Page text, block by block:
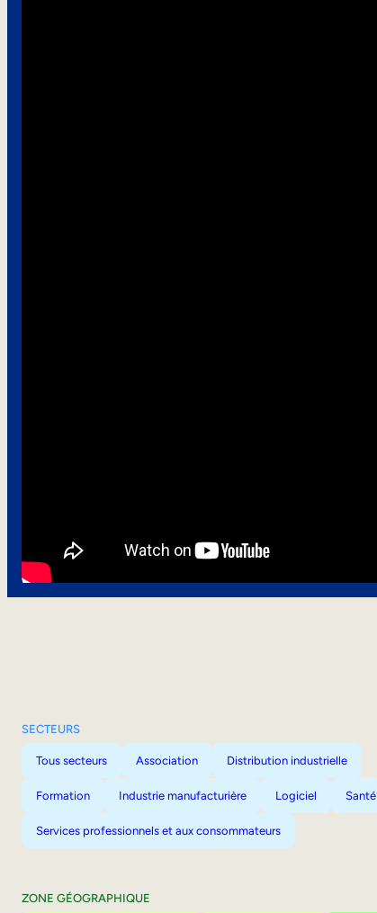
SECTEURS
Tous secteurs Association Distribution industrielle
Formation Industrie manufacturière Logiciel Santé
Services professionnels et aux consommateurs
ZONE GÉOGRAPHIQUE